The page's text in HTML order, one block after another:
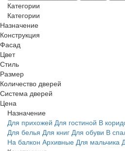
Категории
Категории
Назначение
Конструкция
Фасад
Цвет
Стиль
Размер
Количество дверей
Система дверей
Цена
Назначение
Для прихожей Для гостиной В
Для белья Для книг Для обуви В
На балкон Архивные Для мальчика